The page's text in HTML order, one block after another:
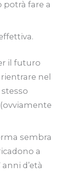
potrà fare a
il futuro
nel
sembra
a
d’età